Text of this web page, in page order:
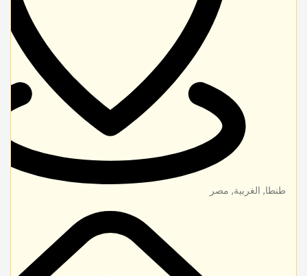
طنطا, الغربية, مصر